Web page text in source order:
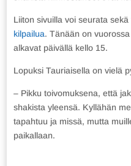
Liiton sivuilla voi seurata sekä
kilpailua. Tänään on
alkavat päivällä kello 15.
Lopuksi Tauriaisella on vielä
– Pikku toivomuksena, että
shakista yleensä. Kyllähän
tapahtuu ja missä, mutta
paikallaan.